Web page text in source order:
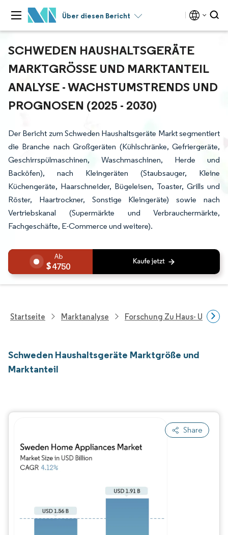
Über diesen Bericht
SCHWEDEN HAUSHALTSGERÄTE
MARKTGRÖSSE UND MARKTANTEIL A
NALYSE - WACHSTUMSTRENDS UND P
ROGNOSEN (2025 - 2030)
Der Bericht zum Schweden Haushaltsgeräte Markt segmentiert
die Branche nach Großgeräten (Kühlschränke, Gefriergeräte,
Geschirrspülmaschinen, Waschmaschinen, Herde und
Backöfen), nach Kleingeräten (Staubsauger, Kleine
Küchengeräte, Haarschneider, Bügeleisen, Toaster, Grills und
Röster, Haartrockner, Sonstige Kleingeräte) sowie nach
Vertriebskanal (Supermärkte und Verbrauchermärkte,
Fachgeschäfte, E-Commerce und weitere).
4750
Startseite Marktanalyse Forschung Zu Haus- Und
Schweden Haushaltsgeräte Marktgröße und
Marktanteil
Share